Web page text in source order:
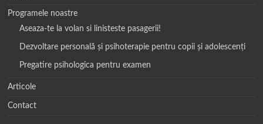
Programele noastre
Aseaza-te la volan si linisteste pasagerii!
Dezvoltare personală și psihoterapie pentru copii și adolescenți
Pregatire psihologica pentru examen
Articole
Contact